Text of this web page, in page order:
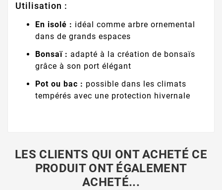
Utilisation :
En isolé : idéal comme arbre ornemental
dans de grands espaces
Bonsaï : adapté à la création de bonsaïs
grâce à son port élégant
Pot ou bac : possible dans les climats
tempérés avec une protection hivernale
LES CLIENTS QUI ONT ACHETÉ CE
PRODUIT ONT ÉGALEMENT
ACHETÉ...